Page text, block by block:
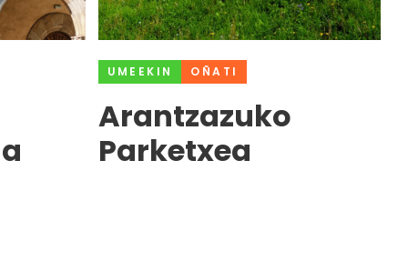
UMEEKIN OÑATI
Arantzazuko
Parketxea